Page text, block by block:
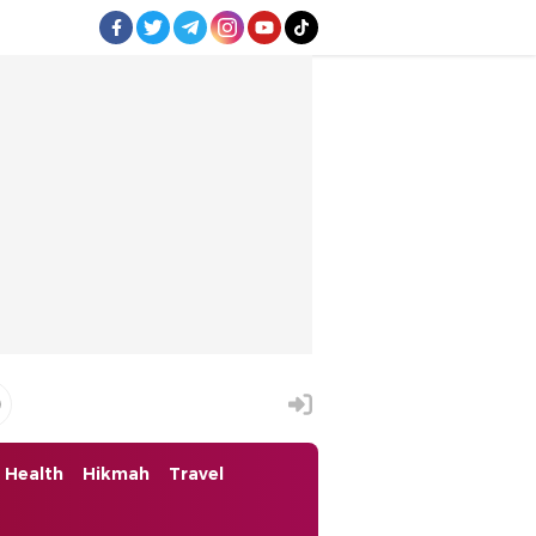
Health Hikmah Travel